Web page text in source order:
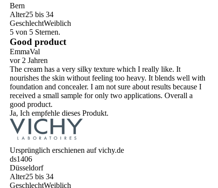
Bern
Alter25 bis 34
GeschlechtWeiblich
5 von 5 Sternen.
Good product
EmmaVal
vor 2 Jahren
The cream has a very silky texture which I really like. It
nourishes the skin without feeling too heavy. It blends well with
foundation and concealer. I am not sure about results because I
received a small sample for only two applications. Overall a
good product.
Ja, Ich empfehle dieses Produkt.
Ursprünglich erschienen auf vichy.de
ds1406
Düsseldorf
Alter25 bis 34
GeschlechtWeiblich